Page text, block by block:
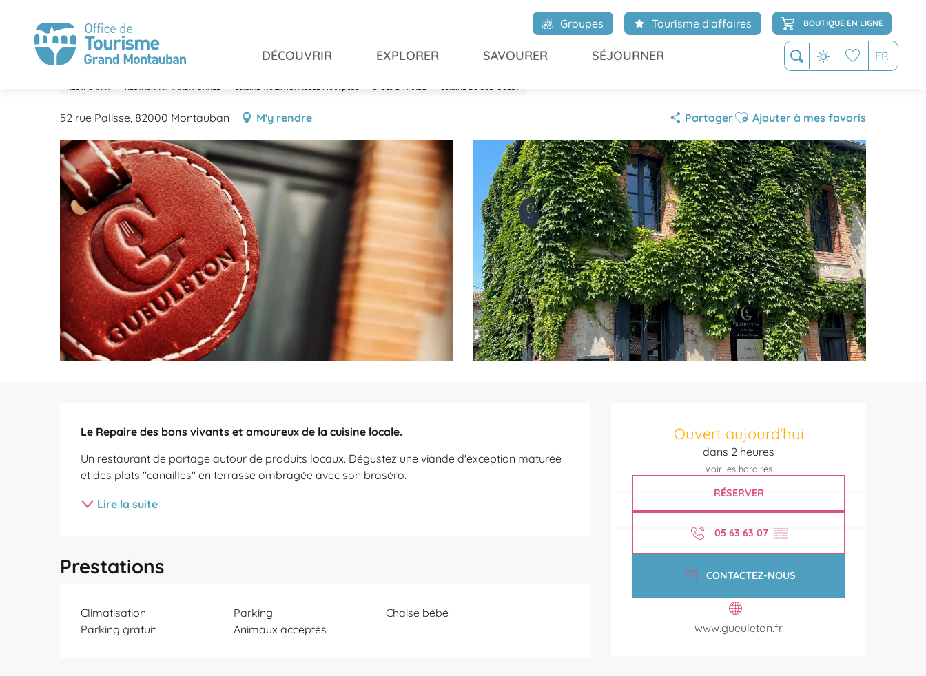
contenu
principal
Recherche FR
Groupes Tourisme d'affaires BOUTIQUE EN LIGNE
DÉCOUVRIR EXPLORER SAVOURER SÉJOURNER
Gueuleton
RESTAURANT RESTAURANT TRADITIONNEL CUISINE TRADITIONNELLE FRANÇAISE SPÉCIAL VIANDE CUISINE DU SUD-OUEST
52 rue Palisse, 82000 Montauban M'y rendre PartagerAjouter aux favoris
Ajouter à mes favoris
Ouvert aujourd'hui
dans 2 heures
Voir les horaires
RÉSERVER
05 63 63 07 ▒▒
CONTACTEZ-NOUS
www.gueuleton.fr
Le Repaire des bons vivants et amoureux de la cuisine locale.
Un restaurant de partage autour de produits locaux. Dégustez une viande d'exception maturée
et des plats "canailles" en terrasse ombragée avec son braséro.
Lire la suite
Prestations
Climatisation Parking
Chaise bébé
Parking gratuit
Animaux acceptés